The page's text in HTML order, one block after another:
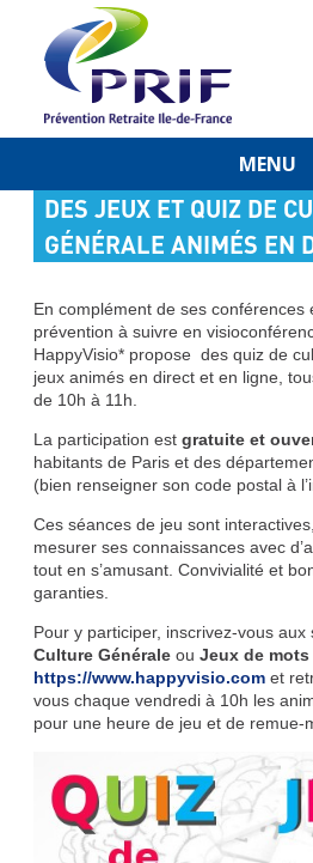
MENU
Skip
to
DES JEUX ET QUIZ DE
GÉNÉRALE ANIMÉS EN
En complément de ses conférences
prévention à suivre en
HappyVisio* propose des quiz de
jeux animés en direct et en ligne,
de 10h à 11h.
La participation est gratuite et
habitants de Paris et des
(bien renseigner son code postal à
Ces séances de jeu sont
mesurer ses connaissances avec
tout en s’amusant. Convivialité et
garanties.
Pour y participer, inscrivez-vous aux
Culture Générale ou Jeux de mots
https://www.happyvisio.com et
vous chaque vendredi à 10h les
pour une heure de jeu et de remue-